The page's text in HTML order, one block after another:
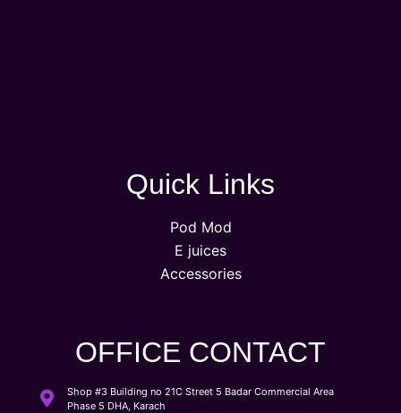
Quick Links
Pod Mod
E juices
Accessories
OFFICE CONTACT
Shop #3 Building no 21C Street 5 Badar Commercial Area
Phase 5 DHA, Karach